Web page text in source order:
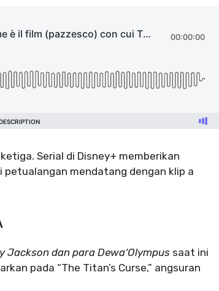
Serial di Disney+ memberikan
mendatang dengan klip a
Jackson dan para Dewa‘Olympus saat ini
pada “The Titan’s Curse,” angsuran